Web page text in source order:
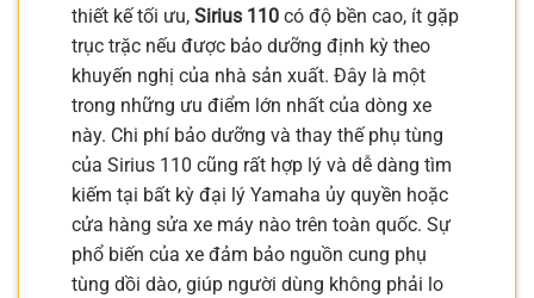
thiết kế tối ưu, Sirius 110 có độ bền cao, ít gặp
trục trặc nếu được bảo dưỡng định kỳ theo
khuyến nghị của nhà sản xuất. Đây là một
trong những ưu điểm lớn nhất của dòng xe
này. Chi phí bảo dưỡng và thay thế phụ tùng
của Sirius 110 cũng rất hợp lý và dễ dàng tìm
kiếm tại bất kỳ đại lý Yamaha ủy quyền hoặc
cửa hàng sửa xe máy nào trên toàn quốc. Sự
phổ biến của xe đảm bảo nguồn cung phụ
tùng dồi dào, giúp người dùng không phải lo